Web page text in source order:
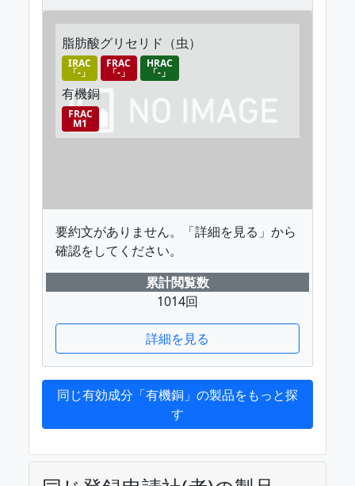
脂肪酸グリセリド（虫）
IRAC
「-」
FRAC
「-」
HRAC
「-」
有機銅
FRAC
M1
要約文がありません。「詳細を見る」から
確認をしてください。
累計閲覧数
1014回
詳細を見る
同じ有効成分「有機銅」の製品をもっと探
す